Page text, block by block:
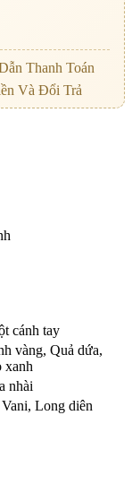
Thanh Toán
Và Đổi Trả
cánh tay
vàng, Quả dứa,
xanh
nhài
, Long diên